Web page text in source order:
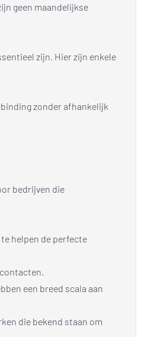
geen maandelijkse
zijn. Hier zijn enkele
zonder afhankelijk
bedrijven die
helpen de perfecte
een breed scala aan
die bekend staan om